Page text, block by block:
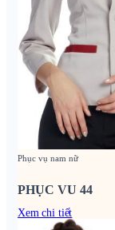
Phục vụ nam nữ
PHỤC VU 44
Xem chi tiết